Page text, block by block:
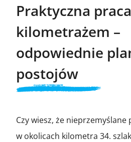
Praktyczna
kilometrażem –
odpowiednie
postojów
Czy wiesz, że
w okolicach kilometra 34.